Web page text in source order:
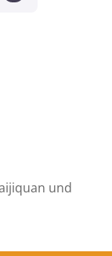
und